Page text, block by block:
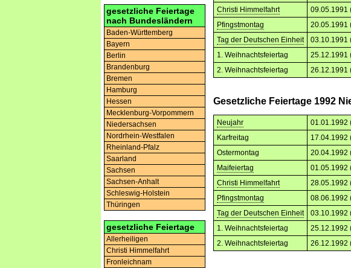
gesetzliche Feiertage
nach Bundesländern
Baden-Württemberg
Bayern
Berlin
Brandenburg
Bremen
Hamburg
Hessen
Mecklenburg-Vorpommern
Niedersachsen
Nordrhein-Westfalen
Rheinland-Pfalz
Saarland
Sachsen
Sachsen-Anhalt
Schleswig-Holstein
Thüringen
gesetzliche Feiertage
Allerheiligen
Christi Himmelfahrt
Fronleichnam
Christi Himmelfahrt
09.05.1991
Pfingstmontag
20.05.1991
Tag der Deutschen Einheit
03.10.1991
1. Weihnachtsfeiertag
25.12.1991
2. Weihnachtsfeiertag
26.12.1991
Gesetzliche Feiertage 1992
Neujahr
01.01.1992
Karfreitag
17.04.1992
Ostermontag
20.04.1992
Maifeiertag
01.05.1992
Christi Himmelfahrt
28.05.1992
Pfingstmontag
08.06.1992
Tag der Deutschen Einheit
03.10.1992
1. Weihnachtsfeiertag
25.12.1992
2. Weihnachtsfeiertag
26.12.1992